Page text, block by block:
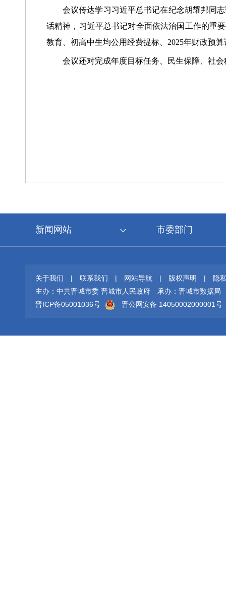
会议传达学习习近平总书记在纪念胡耀邦同
话精神，习近平总书记对全面依法治国工作的重
教育、初高中生均公用经费提标、2025年财政预
会议还对完成年度目标任务、民生保障、社
新闻网站 市委部门
关于我们 | 联系我们 | 网站导航 | 版权声明 |
隐
主办：中共晋城市委 晋城市人民政府
承办：晋城市数据局
晋ICP备05001036号
晋公网安备 14050002000001号